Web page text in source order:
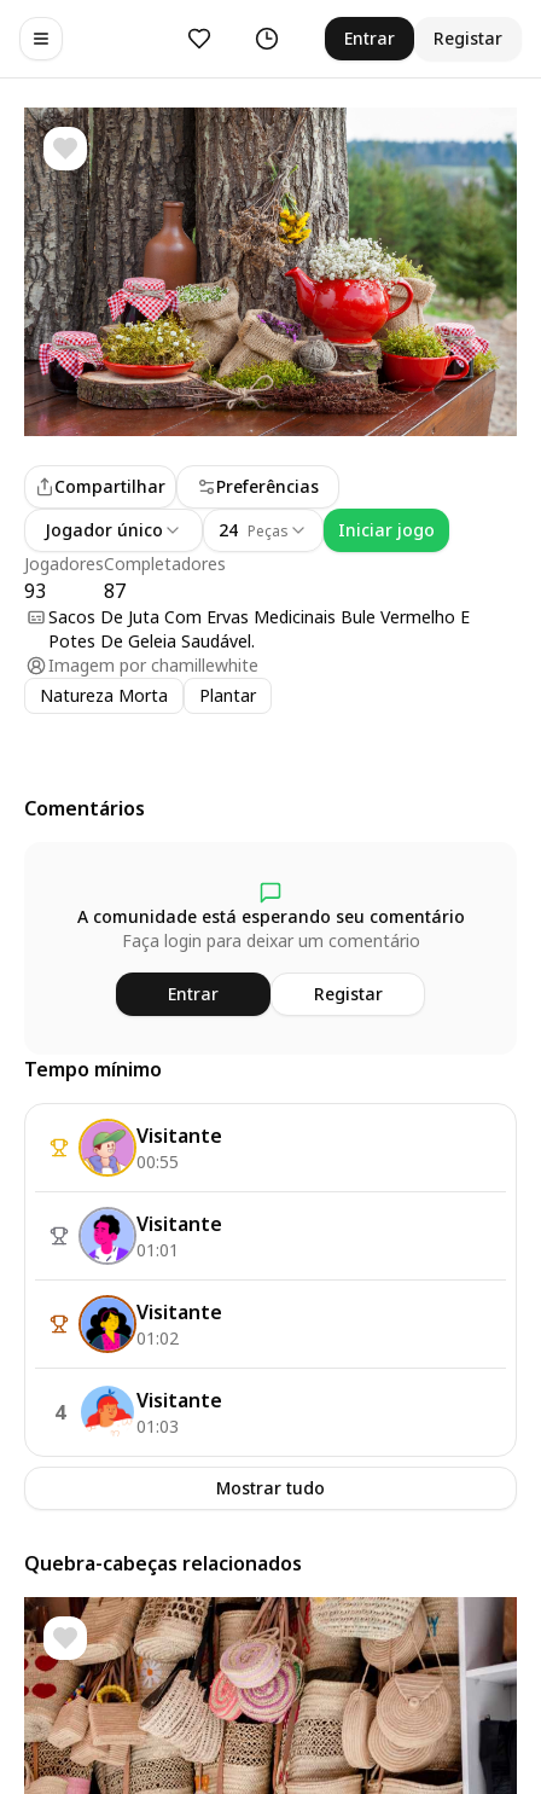
Toggle navigation menu
Curtir Histórico Entrar Registar
Jogadores
93
Completadores
87
Compartilhar
Preferências
Jogador único
24 Peças Iniciar jogo
Sacos De Juta Com Ervas Medicinais Bule Vermelho E
Potes De Geleia Saudável.
Imagem por chamillewhite
Natureza Morta
Plantar
Comentários
A comunidade está esperando seu comentário
Faça login para deixar um comentário
Entrar Registar
Tempo mínimo
Visitante
00:55
Visitante
01:01
Visitante
01:02
4 Visitante
01:03
Mostrar tudo
Quebra-cabeças relacionados